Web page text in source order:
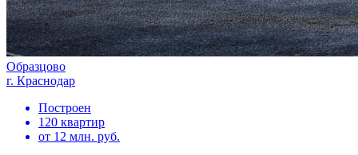
Образцово
г. Краснодар
Построен
120 квартир
от 12 млн. руб.